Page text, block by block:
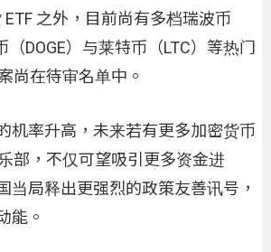
ETF 之外，目前尚有多档瑞波币
（DOGE）与莱特币（LTC）等热门
尚在待审名单中。
机率升高，未来若有更多加密货币
部，不仅可望吸引更多资金进
当局释出更强烈的政策友善讯号，
能。